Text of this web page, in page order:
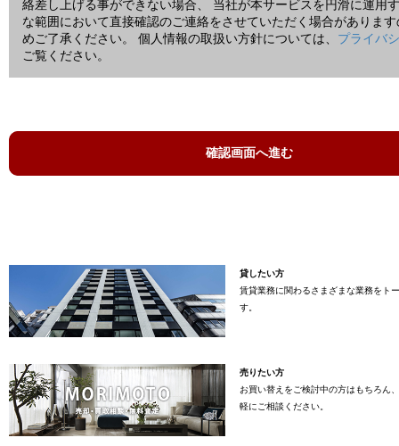
絡差し上げる事ができない場合、 当社が本サービスを円滑に運用
な範囲において直接確認のご連絡をさせていただく場合がありま
めご了承ください。 個人情報の取扱い方針については、 プライバ
ご覧ください。
貸したい方
賃貸業務に関わるさまざまな業務をト
す。
売りたい方
お買い替えをご検討中の方はもちろん
軽にご相談ください。